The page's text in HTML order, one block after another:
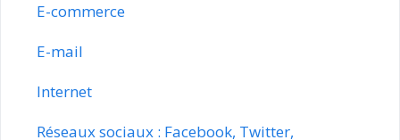
E-commerce
E-mail
Internet
Réseaux sociaux : Facebook, Twitter,